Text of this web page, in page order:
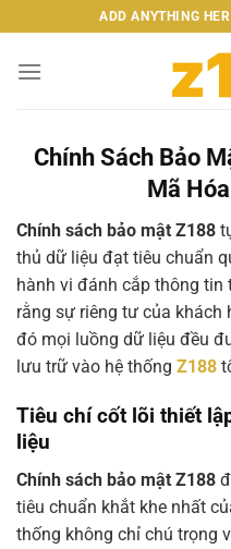
qua
nội
ADD ANYTHING
Chính Sách Bảo
Mã
Chính sách bảo mật Z188
thủ dữ liệu đạt tiêu chuẩn
hành vi đánh cắp thông tin
rằng sự riêng tư của khách
đó mọi luồng dữ liệu đều
lưu trữ vào hệ thống Z188
Tiêu chí cốt lõi thiết
liệu
Chính sách bảo mật Z188
tiêu chuẩn khắt khe nhất
thống không chỉ chú trọng